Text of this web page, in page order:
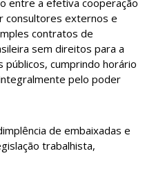
consultores externos e
contratos de
sem direitos para a
cumprindo horário
pelo poder
de embaixadas e
trabalhista,